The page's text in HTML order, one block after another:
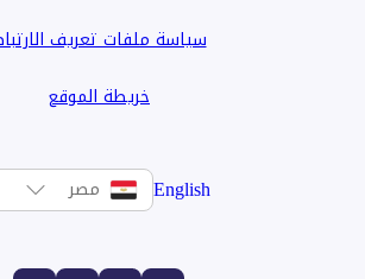
سياسة ملفات تعريف
خريطة الموقع
English مصر